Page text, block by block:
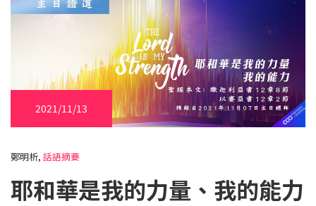
2021/11/13
鄭明析, 話語摘要
耶和華是我的力量、我的能力